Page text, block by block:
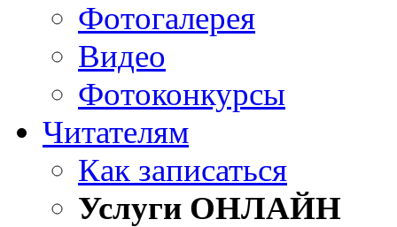
Фотогалерея
Видео
Фотоконкурсы
Читателям
Как записаться
Услуги ОНЛАЙН